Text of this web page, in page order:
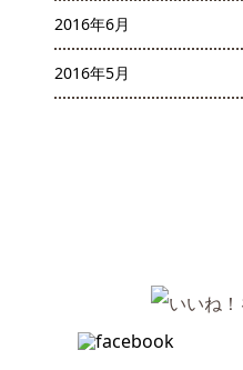
2016年6月
2016年5月